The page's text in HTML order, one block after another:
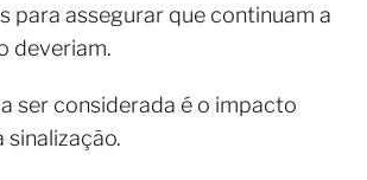
para assegurar que continuam a
deveriam.
ser considerada é o impacto
sinalização.